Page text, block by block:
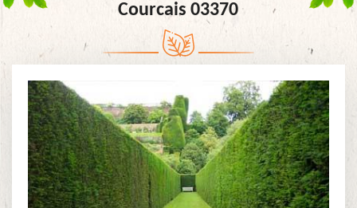
Courcais 03370